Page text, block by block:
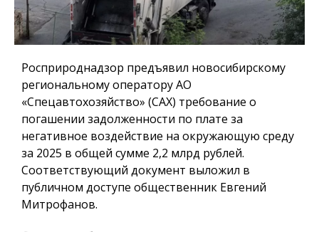
Росприроднадзор предъявил новосибирскому
региональному оператору АО
«Спецавтохозяйство» (САХ) требование о
погашении задолженности по плате за
негативное воздействие на окружающую среду
за 2025 в общей сумме 2,2 млрд рублей.
Соответствующий документ выложил в
публичном доступе общественник Евгений
Митрофанов.